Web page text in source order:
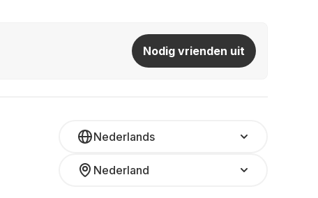
Nodig vrienden uit
Nederlands
Nederland